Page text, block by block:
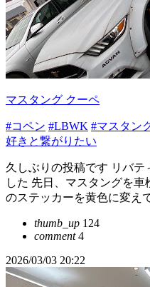
マスタング クーペ
#コペン #LBWK #マスタン
好きと繋がりたい
久しぶりの投稿です リバテ
した 先日、マスタングを
のステッカーを黄色に変え
thumb_up 124
comment4
2026/03/03 20:22